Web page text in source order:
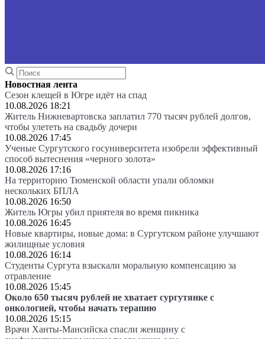
Новостная лента
Сезон клещей в Югре идёт на спад
10.08.2026 18:21
Житель Нижневартовска заплатил 770 тысяч рублей долгов,
чтобы улететь на свадьбу дочери
10.08.2026 17:45
Ученые Сургутского госуниверситета изобрели эффективный
способ вытеснения «черного золота»
10.08.2026 17:16
На территорию Тюменской области упали обломки
нескольких БПЛА
10.08.2026 16:50
Житель Югры убил приятеля во время пикника
10.08.2026 16:45
Новые квартиры, новые дома: в Сургутском районе улучшают
жилищные условия
10.08.2026 16:14
Студенты Сургута взыскали моральную компенсацию за
отравление
10.08.2026 15:45
Около 650 тысяч рублей не хватает сургутянке с
онкологией, чтобы начать терапию
10.08.2026 15:15
Врачи Ханты-Мансийска спасли женщину с